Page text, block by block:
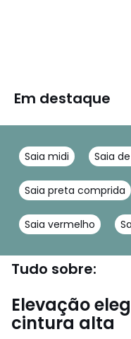
Em destaque
Saia midi Saia
Saia preta comprida
Saia vermelho
Tudo sobre:
Elevação
cintura alta